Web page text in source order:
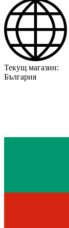
Текущ магазин:
България